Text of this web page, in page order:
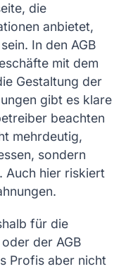
die
anbietet,
In den AGB
mit dem
Gestaltung der
gibt es klare
beachten
mehrdeutig,
sondern
Auch hier riskiert
für die
der AGB
Profis aber nicht